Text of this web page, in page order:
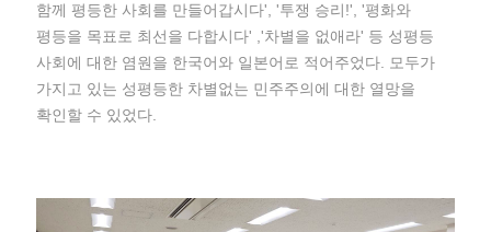
함께 평등한 사회를 만들어갑시다', '투쟁 승리!', '평화와
평등을 목표로 최선을 다합시다' ,'차별을 없애라' 등 성평등
사회에 대한 염원을 한국어와 일본어로 적어주었다. 모두가
가지고 있는 성평등한 차별없는 민주주의에 대한 열망을
확인할 수 있었다.